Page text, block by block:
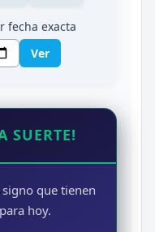
fecha exacta
Ver
SUERTE!
que tienen
hoy.